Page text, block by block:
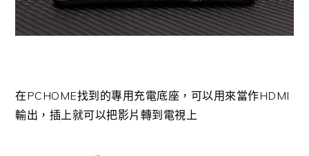
在PCHOME找到的專用充電底座，可以用來當作HDMI
輸出，插上就可以把影片轉到電視上